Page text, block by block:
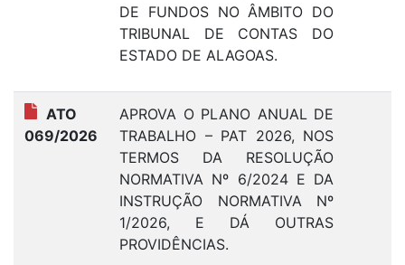
DE FUNDOS NO ÂMBITO DO
TRIBUNAL DE CONTAS DO
ESTADO DE ALAGOAS.
ATO
069/2026
APROVA O PLANO ANUAL DE
TRABALHO – PAT 2026, NOS
TERMOS DA RESOLUÇÃO
NORMATIVA Nº 6/2024 E DA
INSTRUÇÃO NORMATIVA Nº
1/2026, E DÁ OUTRAS
PROVIDÊNCIAS.